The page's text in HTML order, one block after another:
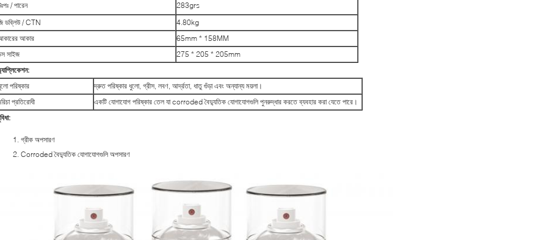
/ পারেন
283grs
ডব্লিউ / CTN
4.80kg
আকার
65mm * 158MM
সাইজ
275 * 205 * 205mm
পরিষ্কার
দ্রুত পরিষ্কার ধুলো, গ্রীস, লবণ, আর্দ্রতা, ধাতু গুঁড়া এবং অন্যান্য ময়লা।
প্রতিরোধী
একটি যোগাযোগ পরিষ্কার তেল যা corroded বৈদ্যুতিক যোগাযোগগুলি পুনরুদ্ধার করতে ব্যবহার করা যেতে পারে।
গ্রীক অপসারণ
Corroded বৈদ্যুতিক যোগাযোগগুলি অপসারণ